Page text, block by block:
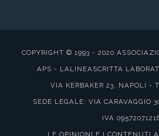
COPYRIGHT © 1993 - 2020
APS - LALINEASCRITTA
VIA KERBAKER 23, NAPOLI -
SEDE LEGALE: VIA CARAVAGGIO
IVA
LE OPINIONI E I CONTENUTI